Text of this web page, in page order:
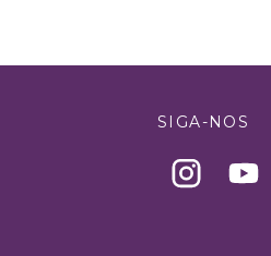
SIGA-NOS